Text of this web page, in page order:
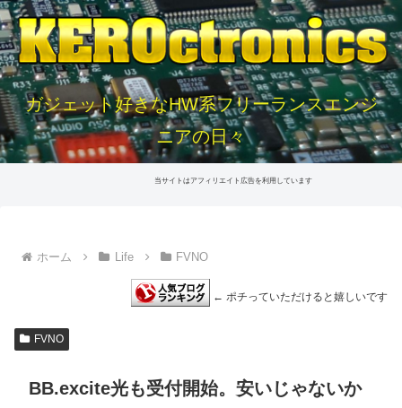
ガジェット好きなHW系フリーランスエンジ
ニアの日々
当サイトはアフィリエイト広告を利用しています
ホーム Life FVNO
← ポチっていただけると嬉しいです
FVNO
BB.excite光も受付開始。安いじゃないか